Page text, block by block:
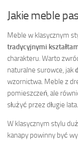
Jakie meble
Meble w klasycznym
tradycyjnymi
charakteru. Warto
naturalne surowce, jak
wzornictwa. Meble z
pomieszczeń, ale
służyć przez długie lata.
W klasycznym stylu
kanapy powinny być